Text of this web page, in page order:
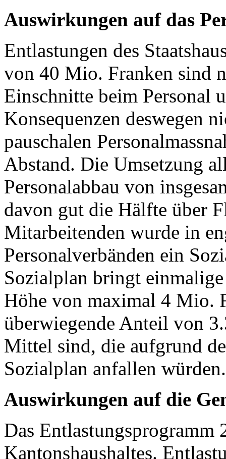
Auswirkungen auf das
Entlastungen des
von 40 Mio. Franken sind
Einschnitte beim Personal
Konsequenzen deswegen
pauschalen
Abstand. Die Umsetzung
Personalabbau von
davon gut die Hälfte über
Mitarbeitenden wurde in
Personalverbänden ein
Sozialplan bringt
Höhe von maximal 4 Mio.
überwiegende Anteil von
Mittel sind, die aufgrund
Sozialplan anfallen
Auswirkungen auf die
Das Entlastungsprogramm
Kantonshaushaltes.